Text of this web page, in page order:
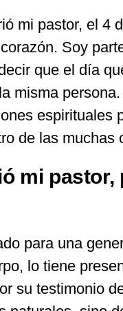
mi pastor, el 4
Soy
que el día
misma
espirituales
de las muchas
mi pastor,
para una
lo tiene
su testimonio